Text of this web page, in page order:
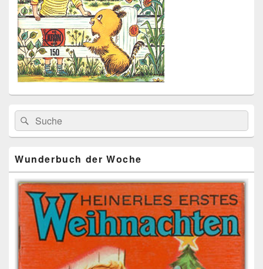
Primärer
Seitenleisten
Widget-
Bereich
Search
for:
Suche
Wunderbuch der Woche